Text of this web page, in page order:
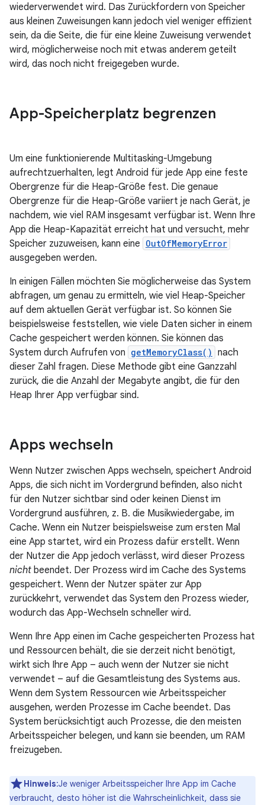
wiederverwendet wird. Das Zurückfordern von Speicher
aus kleinen Zuweisungen kann jedoch viel weniger effizient
sein, da die Seite, die für eine kleine Zuweisung verwendet
wird, möglicherweise noch mit etwas anderem geteilt
wird, das noch nicht freigegeben wurde.
App-Speicherplatz begrenzen
Um eine funktionierende Multitasking-Umgebung
aufrechtzuerhalten, legt Android für jede App eine feste
Obergrenze für die Heap-Größe fest. Die genaue
Obergrenze für die Heap-Größe variiert je nach Gerät, je
nachdem, wie viel RAM insgesamt verfügbar ist. Wenn Ihre
App die Heap-Kapazität erreicht hat und versucht, mehr
Speicher zuzuweisen, kann eine OutOfMemoryError
ausgegeben werden.
In einigen Fällen möchten Sie möglicherweise das System
abfragen, um genau zu ermitteln, wie viel Heap-Speicher
auf dem aktuellen Gerät verfügbar ist. So können Sie
beispielsweise feststellen, wie viele Daten sicher in einem
Cache gespeichert werden können. Sie können das
System durch Aufrufen von getMemoryClass() nach
dieser Zahl fragen. Diese Methode gibt eine Ganzzahl
zurück, die die Anzahl der Megabyte angibt, die für den
Heap Ihrer App verfügbar sind.
Apps wechseln
Wenn Nutzer zwischen Apps wechseln, speichert Android
Apps, die sich nicht im Vordergrund befinden, also nicht
für den Nutzer sichtbar sind oder keinen Dienst im
Vordergrund ausführen, z. B. die Musikwiedergabe, im
Cache. Wenn ein Nutzer beispielsweise zum ersten Mal
eine App startet, wird ein Prozess dafür erstellt. Wenn
der Nutzer die App jedoch verlässt, wird dieser Prozess
nicht beendet. Der Prozess wird im Cache des Systems
gespeichert. Wenn der Nutzer später zur App
zurückkehrt, verwendet das System den Prozess wieder,
wodurch das App-Wechseln schneller wird.
Wenn Ihre App einen im Cache gespeicherten Prozess hat
und Ressourcen behält, die sie derzeit nicht benötigt,
wirkt sich Ihre App – auch wenn der Nutzer sie nicht
verwendet – auf die Gesamtleistung des Systems aus.
Wenn dem System Ressourcen wie Arbeitsspeicher
ausgehen, werden Prozesse im Cache beendet. Das
System berücksichtigt auch Prozesse, die den meisten
Arbeitsspeicher belegen, und kann sie beenden, um RAM
freizugeben.
Hinweis:Je weniger Arbeitsspeicher Ihre App im Cache
verbraucht, desto höher ist die Wahrscheinlichkeit, dass sie